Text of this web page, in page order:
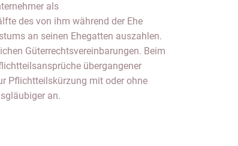
als
des von ihm während der Ehe
an seinen Ehegatten auszahlen.
Güterrechtsvereinbarungen. Beim
übergangener
Pflichtteilskürzung mit oder ohne
an.